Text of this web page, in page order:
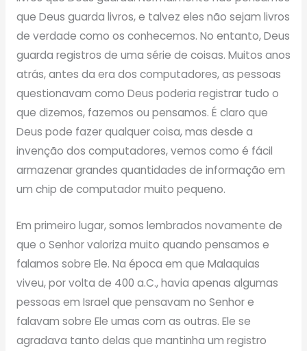
que Deus guarda livros, e talvez eles não sejam livros
de verdade como os conhecemos. No entanto, Deus
guarda registros de uma série de coisas. Muitos anos
atrás, antes da era dos computadores, as pessoas
questionavam como Deus poderia registrar tudo o
que dizemos, fazemos ou pensamos. É claro que
Deus pode fazer qualquer coisa, mas desde a
invenção dos computadores, vemos como é fácil
armazenar grandes quantidades de informação em
um chip de computador muito pequeno.
Em primeiro lugar, somos lembrados novamente de
que o Senhor valoriza muito quando pensamos e
falamos sobre Ele. Na época em que Malaquias
viveu, por volta de 400 a.C., havia apenas algumas
pessoas em Israel que pensavam no Senhor e
falavam sobre Ele umas com as outras. Ele se
agradava tanto delas que mantinha um registro